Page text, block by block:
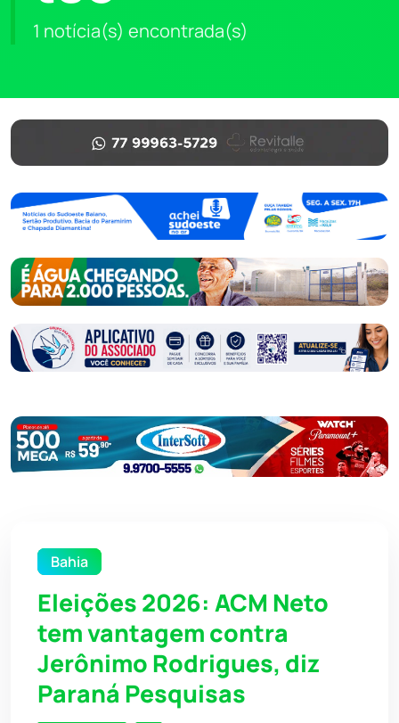
1 notícia(s) encontrada(s)
Bahia
Eleições 2026: ACM Neto
tem vantagem contra
Jerônimo Rodrigues, diz
Paraná Pesquisas